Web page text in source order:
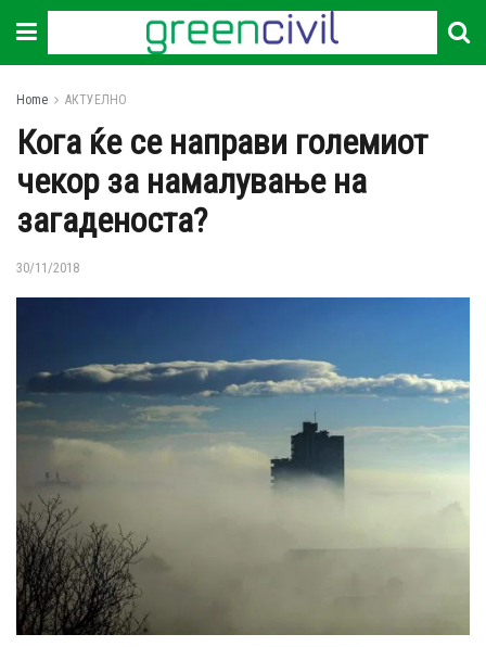
Home АКТУЕЛНО
Кога ќе се направи големиот
чекор за намалување на
загаденоста?
30/11/2018